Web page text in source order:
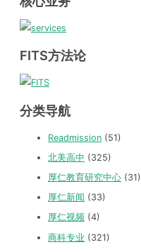
FITS方法论
分类导航
Readmission (51)
北美高中 (325)
厚仁教育研究中心 (31)
厚仁新闻 (33)
厚仁视频 (4)
商科专业 (321)